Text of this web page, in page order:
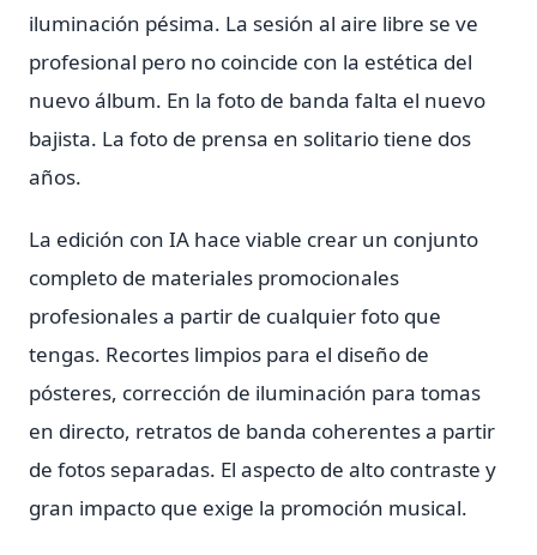
iluminación pésima. La sesión al aire libre se ve
profesional pero no coincide con la estética del
nuevo álbum. En la foto de banda falta el nuevo
bajista. La foto de prensa en solitario tiene dos
años.
La edición con IA hace viable crear un conjunto
completo de materiales promocionales
profesionales a partir de cualquier foto que
tengas. Recortes limpios para el diseño de
pósteres, corrección de iluminación para tomas
en directo, retratos de banda coherentes a partir
de fotos separadas. El aspecto de alto contraste y
gran impacto que exige la promoción musical.